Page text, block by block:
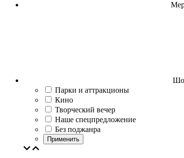
Парки и аттракционы
Кино
Творческий вечер
Наше спецпредложение
Без поджанра
Применить